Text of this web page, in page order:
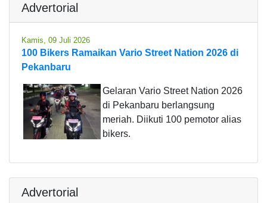
Advertorial
Kamis, 09 Juli 2026
100 Bikers Ramaikan Vario Street Nation 2026 di
Pekanbaru
Gelaran Vario Street Nation 2026
di Pekanbaru berlangsung
meriah. Diikuti 100 pemotor alias
bikers.
Advertorial